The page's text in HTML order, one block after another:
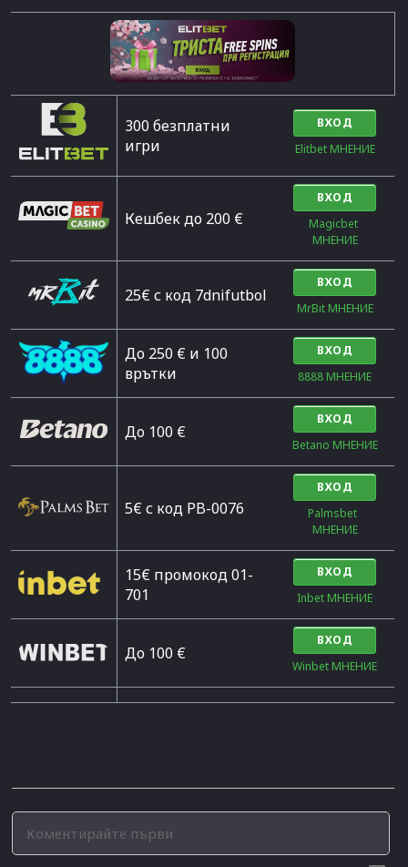
300 безплатни
игри
ВХОД
Elitbet МНЕНИЕ
Кешбек до 200 €
ВХОД
Magicbet
МНЕНИЕ
25€ с код 7dnifutbol
ВХОД
MrBit МНЕНИЕ
До 250 € и 100
врътки
ВХОД
8888 МНЕНИЕ
Дo 100 €
ВХОД
Betano МНЕНИЕ
5€ с код PB-0076
ВХОД
Palmsbet
МНЕНИЕ
15€ промокод 01-
701
ВХОД
Inbet МНЕНИЕ
До 100 €
ВХОД
Winbet МНЕНИЕ